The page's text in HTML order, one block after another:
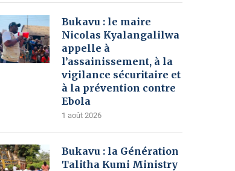
Bukavu : le maire
Nicolas Kyalangalilwa
appelle à
l’assainissement, à la
vigilance sécuritaire et
à la prévention contre
Ebola
1 août 2026
Bukavu : la Génération
Talitha Kumi Ministry